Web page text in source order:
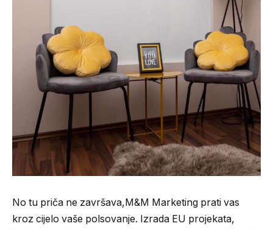
No tu priča ne završava,M&M Marketing prati vas
kroz cijelo vaše polsovanje. Izrada EU projekata,